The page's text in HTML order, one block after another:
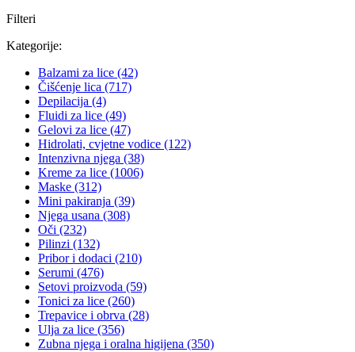
Filteri
Kategorije:
Balzami za lice (42)
Čišćenje lica (717)
Depilacija (4)
Fluidi za lice (49)
Gelovi za lice (47)
Hidrolati, cvjetne vodice (122)
Intenzivna njega (38)
Kreme za lice (1006)
Maske (312)
Mini pakiranja (39)
Njega usana (308)
Oči (232)
Pilinzi (132)
Pribor i dodaci (210)
Serumi (476)
Setovi proizvoda (59)
Tonici za lice (260)
Trepavice i obrva (28)
Ulja za lice (356)
Zubna njega i oralna higijena (350)